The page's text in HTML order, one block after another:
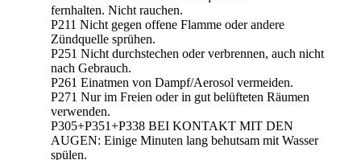
fernhalten. Nicht rauchen.
P211 Nicht gegen offene Flamme oder andere
Zündquelle sprühen.
P251 Nicht durchstechen oder verbrennen, auch nicht
nach Gebrauch.
P261 Einatmen von Dampf/Aerosol vermeiden.
P271 Nur im Freien oder in gut belüfteten Räumen
verwenden.
P305+P351+P338 BEI KONTAKT MIT DEN
AUGEN: Einige Minuten lang behutsam mit Wasser
spülen.